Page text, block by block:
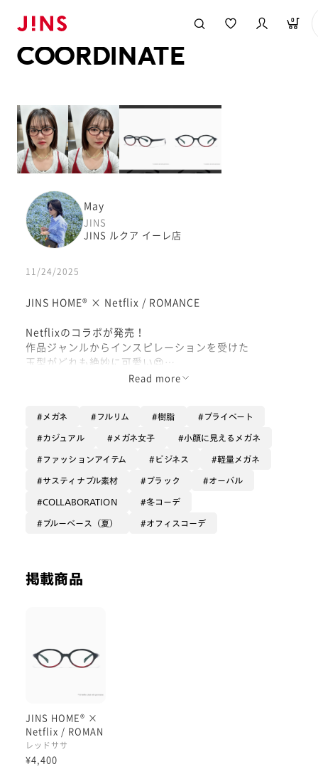
0
COORDINATE
May
JINS
JINS ルクア イーレ店
11/24/2025
JINS HOME® × Netflix / ROMANCE
Netflixのコラボが発売！
作品ジャンルからインスピレーションを受けた
玉型がどれも絶妙に可愛い😍
めっちゃ軽いからおうち時間に最適
Read more
メガネ フルリム 樹脂 プライベート
カジュアル メガネ女子 小顔に見えるメガネ
ファッションアイテム ビジネス 軽量メガネ
サスティナブル素材 ブラック オーバル
COLLABORATION 冬コーデ
ブルーベース（夏） オフィスコーデ
掲載商品
JINS HOME® ×
Netflix / ROMAN
CE
レッドササ
¥4,400